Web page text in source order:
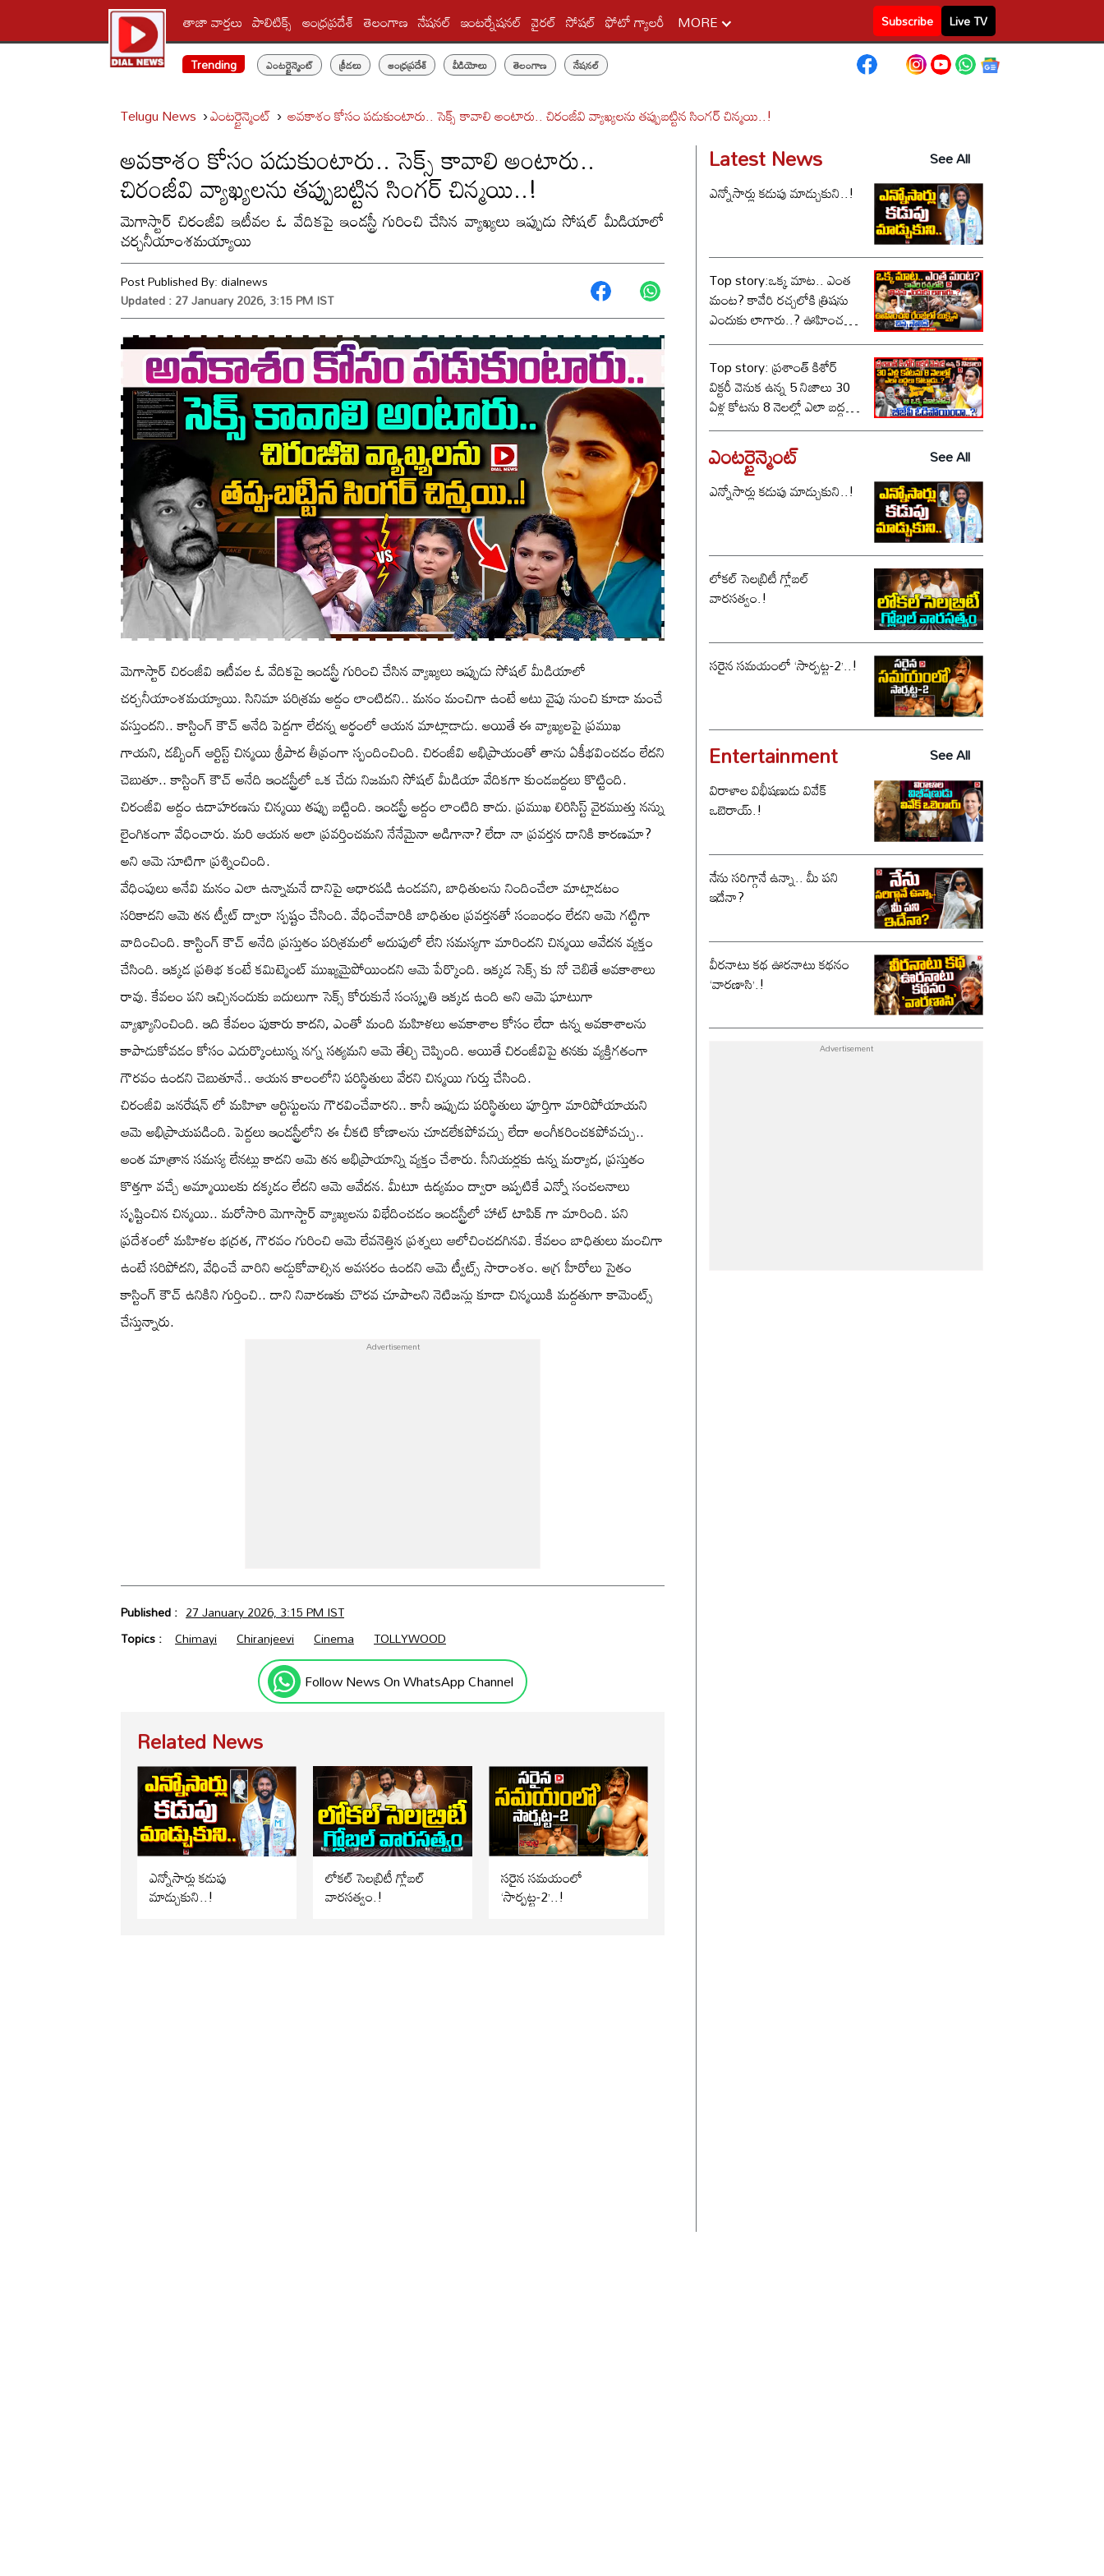
తాజా వార్తలు పాలిటిక్స్‌ ఆంధ్రప్రదేశ్ తెలంగాణ నేషనల్ ఇంటర్నేషనల్ వైరల్ సోషల్ ఫోటో గ్యాలరీ MORE Subscribe
Live TV
Trending
ఎంటర్టైన్మెంట్ క్రీడలు ఆంధ్రప్రదేశ్ వీడియోలు తెలంగాణ నేషనల్
Telugu News ఎంటర్టైన్మెంట్ అవకాశం కోసం పడుకుంటారు.. సెక్స్ కావాలి అంటారు.. చిరంజీవి వ్యాఖ్యలను తప్పుబట్టిన సింగర్ చిన్మయి..!
అవకాశం కోసం పడుకుంటారు.. సెక్స్ కావాలి అంటారు..
చిరంజీవి వ్యాఖ్యలను తప్పుబట్టిన సింగర్ చిన్మయి..!
మెగాస్టార్ చిరంజీవి ఇటీవల ఓ వేదికపై ఇండస్ట్రీ గురించి చేసిన వ్యాఖ్యలు ఇప్పుడు సోషల్ మీడియాలో
చర్చనీయాంశమయ్యాయి
Post Published By:dialnews
Updated : 27 January 2026, 3:15 PM IST
మెగాస్టార్ చిరంజీవి ఇటీవల ఓ వేదికపై ఇండస్ట్రీ గురించి చేసిన వ్యాఖ్యలు ఇప్పుడు సోషల్ మీడియాలో
చర్చనీయాంశమయ్యాయి. సినిమా పరిశ్రమ అద్దం లాంటిదని.. మనం మంచిగా ఉంటే అటు వైపు నుంచి కూడా మంచే
వస్తుందని.. కాస్టింగ్ కౌచ్ అనేది పెద్దగా లేదన్న అర్థంలో ఆయన మాట్లాడాడు. అయితే ఈ వ్యాఖ్యలపై ప్రముఖ
గాయని, డబ్బింగ్ ఆర్టిస్ట్ చిన్మయి శ్రీపాద తీవ్రంగా స్పందించింది. చిరంజీవి అభిప్రాయంతో తాను ఏకీభవించడం లేదని
చెబుతూ.. కాస్టింగ్ కౌచ్ అనేది ఇండస్ట్రీలో ఒక చేదు నిజమని సోషల్ మీడియా వేదికగా కుండబద్దలు కొట్టింది.
చిరంజీవి అద్దం ఉదాహరణను చిన్మయి తప్పు బట్టింది. ఇండస్ట్రీ అద్దం లాంటిది కాదు. ప్రముఖ లిరిసిస్ట్ వైరముత్తు నన్ను
లైంగికంగా వేధించారు. మరి ఆయన అలా ప్రవర్తించమని నేనేమైనా అడిగానా? లేదా నా ప్రవర్తన దానికి కారణమా?
అని ఆమె సూటిగా ప్రశ్నించింది.
వేధింపులు అనేవి మనం ఎలా ఉన్నామనే దానిపై ఆధారపడి ఉండవని, బాధితులను నిందించేలా మాట్లాడటం
సరికాదని ఆమె తన ట్వీట్ ద్వారా స్పష్టం చేసింది. వేధించేవారికి బాధితుల ప్రవర్తనతో సంబంధం లేదని ఆమె గట్టిగా
వాదించింది. కాస్టింగ్ కౌచ్ అనేది ప్రస్తుతం పరిశ్రమలో అదుపులో లేని సమస్యగా మారిందని చిన్మయి ఆవేదన వ్యక్తం
చేసింది. ఇక్కడ ప్రతిభ కంటే కమిట్మెంట్ ముఖ్యమైపోయిందని ఆమె పేర్కొంది. ఇక్కడ సెక్స్ కు నో చెబితే అవకాశాలు
రావు. కేవలం పని ఇచ్చినందుకు బదులుగా సెక్స్ కోరుకునే సంస్కృతి ఇక్కడ ఉంది అని ఆమె ఘాటుగా
వ్యాఖ్యానించింది. ఇది కేవలం పుకారు కాదని, ఎంతో మంది మహిళలు అవకాశాల కోసం లేదా ఉన్న అవకాశాలను
కాపాడుకోవడం కోసం ఎదుర్కొంటున్న నగ్న సత్యమని ఆమె తేల్చి చెప్పింది. అయితే చిరంజీవిపై తనకు వ్యక్తిగతంగా
గౌరవం ఉందని చెబుతూనే.. ఆయన కాలంలోని పరిస్థితులు వేరని చిన్మయి గుర్తు చేసింది.
చిరంజీవి జనరేషన్ లో మహిళా ఆర్టిస్టులను గౌరవించేవారని.. కానీ ఇప్పుడు పరిస్థితులు పూర్తిగా మారిపోయాయని
ఆమె అభిప్రాయపడింది. పెద్దలు ఇండస్ట్రీలోని ఈ చీకటి కోణాలను చూడలేకపోవచ్చు లేదా అంగీకరించకపోవచ్చు..
అంత మాత్రాన సమస్య లేనట్లు కాదని ఆమె తన అభిప్రాయాన్ని వ్యక్తం చేశారు. సీనియర్లకు ఉన్న మర్యాద, ప్రస్తుతం
కొత్తగా వచ్చే అమ్మాయిలకు దక్కడం లేదని ఆమె ఆవేదన. మీటూ ఉద్యమం ద్వారా ఇప్పటికే ఎన్నో సంచలనాలు
సృష్టించిన చిన్మయి.. మరోసారి మెగాస్టార్ వ్యాఖ్యలను విభేదించడం ఇండస్ట్రీలో హాట్ టాపిక్ గా మారింది. పని
ప్రదేశంలో మహిళల భద్రత, గౌరవం గురించి ఆమె లేవనెత్తిన ప్రశ్నలు ఆలోచించదగినవి. కేవలం బాధితులు మంచిగా
ఉంటే సరిపోదని, వేధించే వారిని అడ్డుకోవాల్సిన అవసరం ఉందని ఆమె ట్వీట్స్ సారాంశం. అగ్ర హీరోలు సైతం
కాస్టింగ్ కౌచ్ ఉనికిని గుర్తించి.. దాని నివారణకు చొరవ చూపాలని నెటిజన్లు కూడా చిన్మయికి మద్దతుగా కామెంట్స్
చేస్తున్నారు.
Published : 27 January 2026, 3:15 PM IST
Topics : Chimayi Chiranjeevi Cinema TOLLYWOOD
Follow News On WhatsApp Channel
Related News
ఎన్నోసార్లు కడుపు
మాడ్చుకుని..!
లోకల్ సెలబ్రిటీ గ్లోబల్
వారసత్వం.!
సరైన సమయంలో
‘సార్పట్ట-2’..!
Latest News
See All
ఎన్నోసార్లు కడుపు మాడ్చుకుని..!
Top story:ఒక్క మాట.. ఎంత
మంట? కావేరి రచ్చలోకి త్రిషను
ఎందుకు లాగారు..? ఊహించని
రేంజ్ లో బుక్కైన చిన్న స్టాలిన్..!
Top story: ప్రశాంత్ కిశోర్
విక్టరీ వెనుక ఉన్న 5 నిజాలు 30
ఏళ్ల కోటను 8 నెలల్లో ఎలా బద్దలు
కొట్టాడు..? ఆ ఒక్క మాటతోనే
బీజేపీ ఓడిపోయిందా..?
ఎంటర్టైన్మెంట్
See All
ఎన్నోసార్లు కడుపు మాడ్చుకుని..!
లోకల్ సెలబ్రిటీ గ్లోబల్
వారసత్వం.!
సరైన సమయంలో ‘సార్పట్ట-2’..!
Entertainment
See All
విరాళాల విభీషణుడు వివేక్
ఒబెరాయ్.!
నేను సరిగ్గానే ఉన్నా.. మీ పని
ఇదేనా?
వీరనాటు కథ ఊరనాటు కథనం
‘వారణాసి’.!